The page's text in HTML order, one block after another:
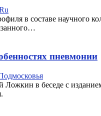
в составе научного
пневмонии
в беседе с изданием